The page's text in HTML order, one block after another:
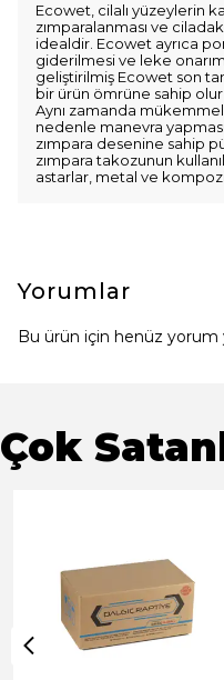
Ecowet, cilalı yüzeylerin
zımparalanması ve
idealdir. Ecowet ayrıca
giderilmesi ve leke
geliştirilmiş Ecowet son
bir ürün ömrüne sahip
Aynı zamanda
nedenle manevra
zımpara desenine sahip
zımpara takozunun
astarlar, metal ve
Yorumlar
Bu ürün için henüz yorum
Çok